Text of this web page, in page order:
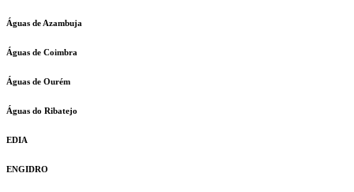
Águas de Azambuja
Águas de Coimbra
Águas de Ourém
Águas do Ribatejo
EDIA
ENGIDRO